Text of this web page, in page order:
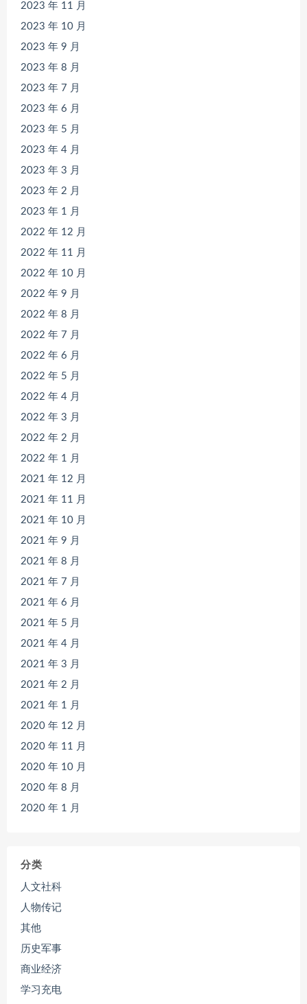
2023 年 11 月
2023 年 10 月
2023 年 9 月
2023 年 8 月
2023 年 7 月
2023 年 6 月
2023 年 5 月
2023 年 4 月
2023 年 3 月
2023 年 2 月
2023 年 1 月
2022 年 12 月
2022 年 11 月
2022 年 10 月
2022 年 9 月
2022 年 8 月
2022 年 7 月
2022 年 6 月
2022 年 5 月
2022 年 4 月
2022 年 3 月
2022 年 2 月
2022 年 1 月
2021 年 12 月
2021 年 11 月
2021 年 10 月
2021 年 9 月
2021 年 8 月
2021 年 7 月
2021 年 6 月
2021 年 5 月
2021 年 4 月
2021 年 3 月
2021 年 2 月
2021 年 1 月
2020 年 12 月
2020 年 11 月
2020 年 10 月
2020 年 8 月
2020 年 1 月
分类
人文社科
人物传记
其他
历史军事
商业经济
学习充电